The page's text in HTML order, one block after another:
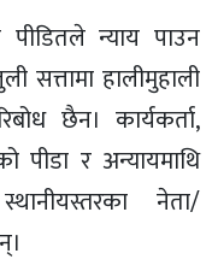
न्याय पाउन
हालीमुहाली
छैन। कार्यकर्ता,
पीडा र अन्यायमाथि
नेता/